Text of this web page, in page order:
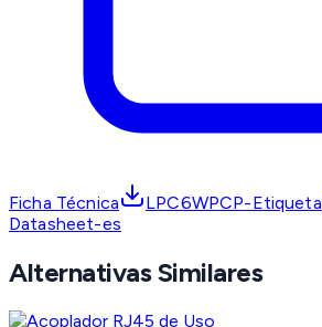
Ficha Técnica LPC6WPCP-Etiqueta
Datasheet-es
Alternativas Similares